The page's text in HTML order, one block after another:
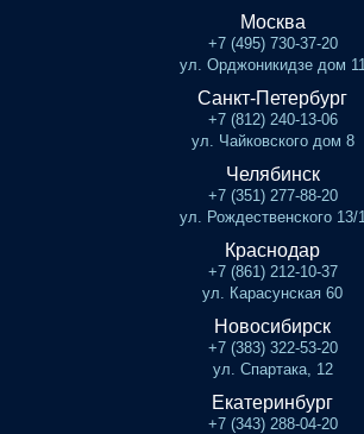
Москва
+7 (495) 730-37-20
ул. Орджоникидзе дом
Санкт-Петербург
+7 (812) 240-13-06
ул. Чайковского дом 8
Челябинск
+7 (351) 277-88-20
ул. Рождественского 13/
Краснодар
+7 (861) 212-10-37
ул. Карасунская 60
Новосибирск
+7 (383) 322-53-20
ул. Спартака, 12
Екатеринбург
+7 (343) 288-04-20